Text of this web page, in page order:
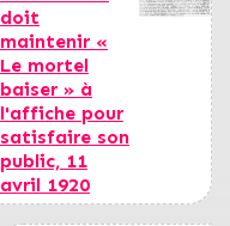
doit
maintenir «
Le mortel
baiser » à
l'affiche pour
satisfaire son
public, 11
avril 1920